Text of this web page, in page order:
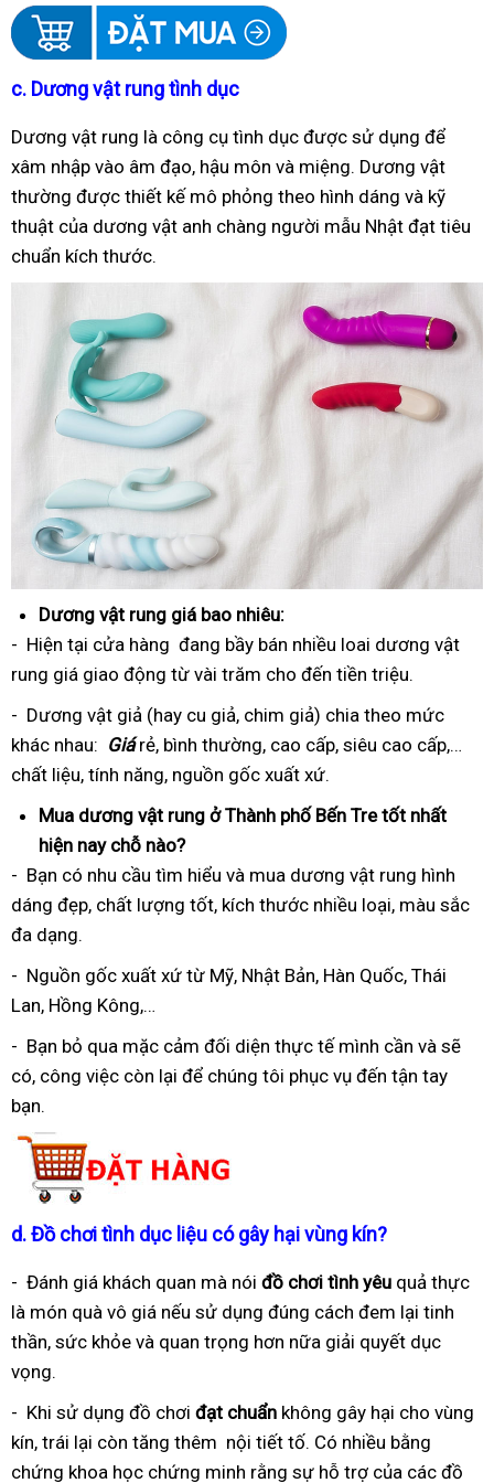
c. Dương vật rung tình dục
Dương vật rung là công cụ tình dục được sử dụng để
xâm nhập vào âm đạo, hậu môn và miệng. Dương vật
thường được thiết kế mô phỏng theo hình dáng và kỹ
thuật của dương vật anh chàng người mẫu Nhật đạt tiêu
chuẩn kích thước.
Dương vật rung giá bao nhiêu:
- Hiện tại cửa hàng đang bầy bán nhiều loai dương vật
rung giá giao động từ vài trăm cho đến tiền triệu.
- Dương vật giả (hay cu giả, chim giả) chia theo mức
khác nhau: Giárẻ, bình thường, cao cấp, siêu cao cấp,…
chất liệu, tính năng, nguồn gốc xuất xứ.
Mua dương vật rung ở Thành phố Bến Tre tốt nhất
hiện nay chỗ nào?
- Bạn có nhu cầu tìm hiểu và mua dương vật rung hình
dáng đẹp, chất lượng tốt, kích thước nhiều loại, màu sắc
đa dạng.
- Nguồn gốc xuất xứ từ Mỹ, Nhật Bản, Hàn Quốc, Thái
Lan, Hồng Kông,…
- Bạn bỏ qua mặc cảm đối diện thực tế mình cần và sẽ
có, công việc còn lại để chúng tôi phục vụ đến tận tay
bạn.
d.Đồ chơi tình dục liệu có gây hại vùng kín?
- Đánh giá khách quan mà nói đồ chơi tình yêu quả thực
là món quà vô giá nếu sử dụng đúng cách đem lại tinh
thần, sức khỏe và quan trọng hơn nữa giải quyết dục
vọng.
- Khi sử dụng đồ chơi đạt chuẩn không gây hại cho vùng
kín, trái lại còn tăng thêm nội tiết tố. Có nhiều bằng
chứng khoa học chứng minh rằng sự hỗ trợ của các đồ